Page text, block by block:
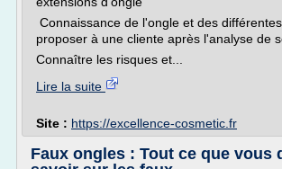
Connaissance de l'ongle et des
proposer à une cliente après l'analyse de
Connaître les risques et...
Lire la suite
Site : https://excellence-cosmetic.fr
Faux ongles : Tout ce que vous